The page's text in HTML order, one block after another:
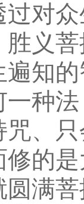
对
义
知
种
、
的
满